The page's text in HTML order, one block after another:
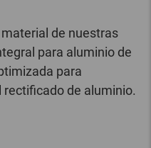
de nuestras
para aluminio de
para
de aluminio.